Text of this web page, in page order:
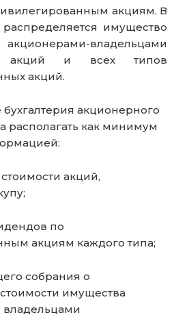
акциям. В
имущество
владельцами
акций и всех типов
акций.
акционерного
располагать как минимум
акций,
по
акциям каждого типа;
собрания о
имущества